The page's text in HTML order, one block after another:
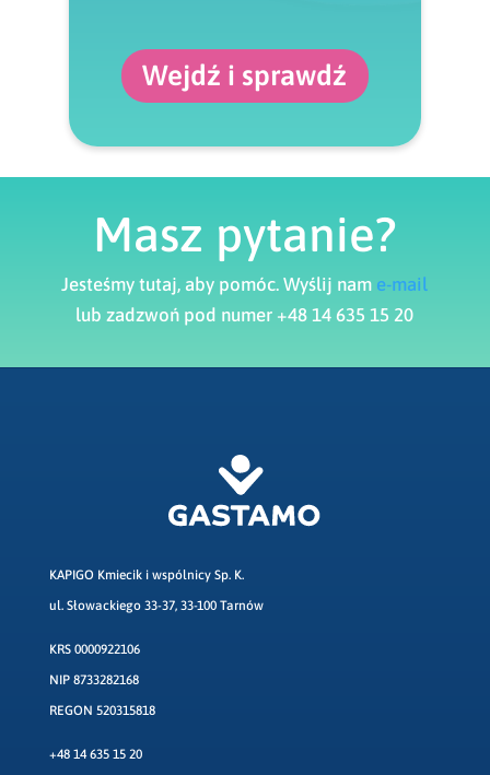
Wejdź i sprawdź
Masz pytanie?
Jesteśmy tutaj, aby pomóc. Wyślij nam e-mail
lub zadzwoń pod numer +48 14 635 15 20
KAPIGO Kmiecik i wspólnicy Sp. K.
ul. Słowackiego 33-37, 33-100 Tarnów
KRS 0000922106
NIP 8733282168
REGON 520315818
+48 14 635 15 20